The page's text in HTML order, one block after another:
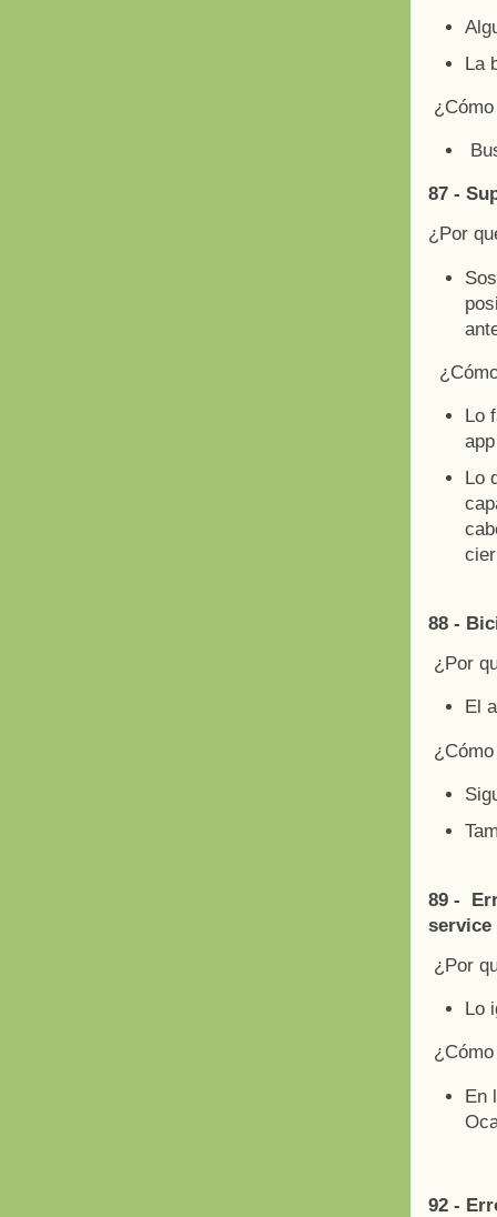
La
87 -
¿Por
Lo
Lo
88 -
¿Por
El
89 -
service
¿Por
Lo
En
92 -